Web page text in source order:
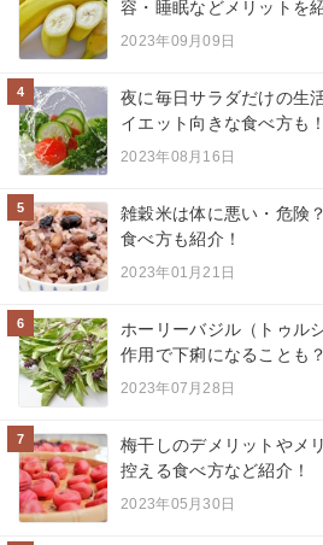
容・睡眠などメリットを
2023年09月09日
4
夜に毎日サラダだけの生
イエット向きな食べ方も！
2023年08月16日
5
雑穀米は体に悪い・危険
食べ方も紹介！
2023年01月21日
6
ホーリーバジル（トゥル
作用で下痢になることも？
2023年07月28日
7
梅干しのデメリットやメ
控える食べ方など紹介！
2023年05月30日